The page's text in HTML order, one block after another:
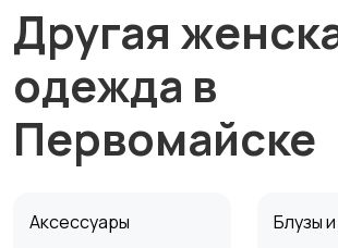
Другая
одежда в
Первомайске
Аксессуары Блузы